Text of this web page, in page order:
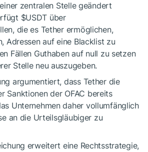
zentralen Stelle geändert
$USDT über
die es Tether ermöglichen,
Adressen auf eine Blacklist zu
Fällen Guthaben auf null zu setzen
Stelle neu auszugeben.
argumentiert, dass Tether die
Sanktionen der OFAC bereits
Unternehmen daher vollumfänglich
an die Urteilsgläubiger zu
erweitert eine Rechtsstrategie,